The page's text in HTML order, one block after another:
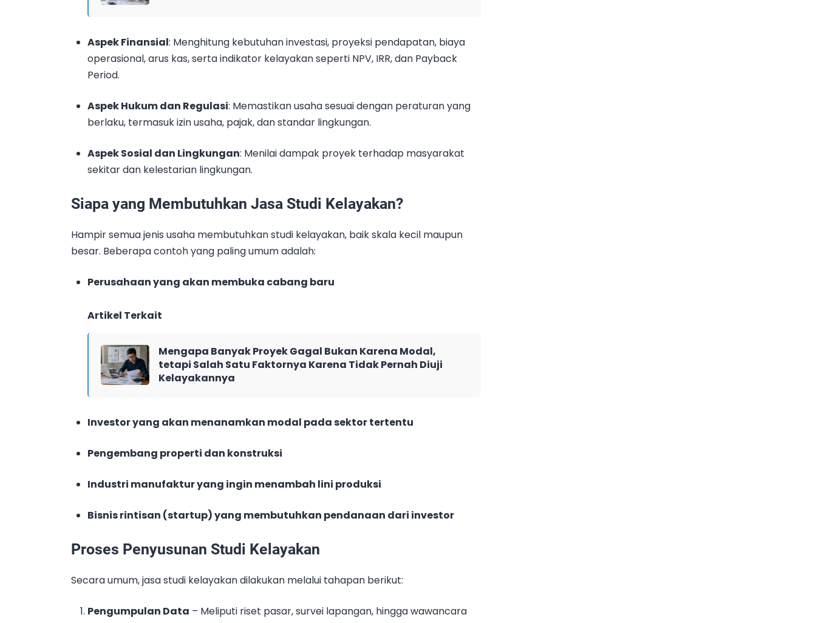
Aspek Finansial: Menghitung kebutuhan investasi, proyeksi pendapatan, biaya
operasional, arus kas, serta indikator kelayakan seperti NPV, IRR, dan Payback
Period.
Aspek Hukum dan Regulasi: Memastikan usaha sesuai dengan peraturan yang
berlaku, termasuk izin usaha, pajak, dan standar lingkungan.
Aspek Sosial dan Lingkungan: Menilai dampak proyek terhadap masyarakat
sekitar dan kelestarian lingkungan.
Siapa yang Membutuhkan Jasa Studi Kelayakan?
Hampir semua jenis usaha membutuhkan studi kelayakan, baik skala kecil maupun
besar. Beberapa contoh yang paling umum adalah:
Perusahaan yang akan membuka cabang baru
Artikel Terkait
Mengapa Banyak Proyek Gagal Bukan Karena Modal,
tetapi Salah Satu Faktornya Karena Tidak Pernah Diuji
Kelayakannya
Investor yang akan menanamkan modal pada sektor tertentu
Pengembang properti dan konstruksi
Industri manufaktur yang ingin menambah lini produksi
Bisnis rintisan (startup) yang membutuhkan pendanaan dari investor
Proses Penyusunan Studi Kelayakan
Secara umum, jasa studi kelayakan dilakukan melalui tahapan berikut:
Pengumpulan Data – Meliputi riset pasar, survei lapangan, hingga wawancara